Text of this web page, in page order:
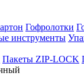
Гофролотки
инструменты
Пакеты ZIP-LOCK